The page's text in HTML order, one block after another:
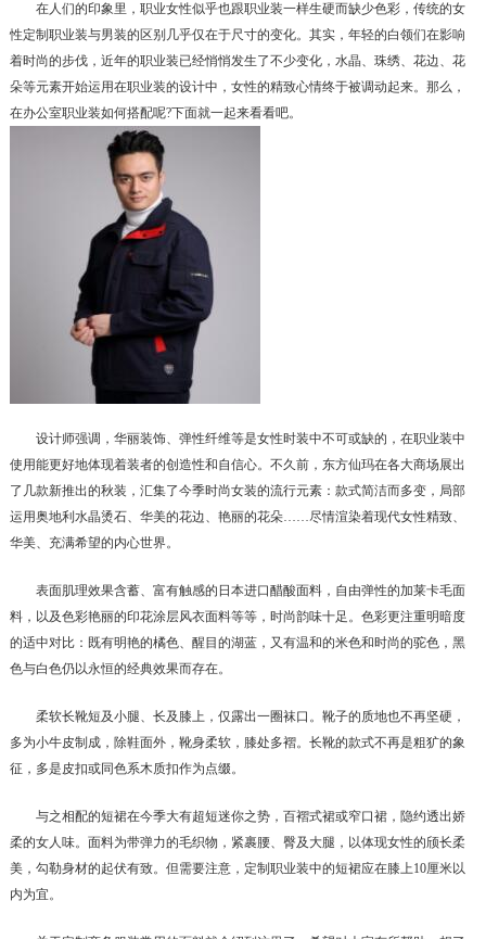
在人们的印象里，职业女性似乎也跟职业装一样生硬而缺少色彩，传统的女
性定制职业装与男装的区别几乎仅在于尺寸的变化。其实，年轻的白领们在影响
着时尚的步伐，近年的职业装已经悄悄发生了不少变化，水晶、珠绣、花边、花
朵等元素开始运用在职业装的设计中，女性的精致心情终于被调动起来。那么，
在办公室职业装如何搭配呢?下面就一起来看看吧。
设计师强调，华丽装饰、弹性纤维等是女性时装中不可或缺的，在职业装中
使用能更好地体现着装者的创造性和自信心。不久前，东方仙玛在各大商场展出
了几款新推出的秋装，汇集了今季时尚女装的流行元素：款式简洁而多变，局部
运用奥地利水晶烫石、华美的花边、艳丽的花朵……尽情渲染着现代女性精致、
华美、充满希望的内心世界。
表面肌理效果含蓄、富有触感的日本进口醋酸面料，自由弹性的加莱卡毛面
料，以及色彩艳丽的印花涂层风衣面料等等，时尚韵味十足。色彩更注重明暗度
的适中对比：既有明艳的橘色、醒目的湖蓝，又有温和的米色和时尚的驼色，黑
色与白色仍以永恒的经典效果而存在。
柔软长靴短及小腿、长及膝上，仅露出一圈袜口。靴子的质地也不再坚硬，
多为小牛皮制成，除鞋面外，靴身柔软，膝处多褶。长靴的款式不再是粗犷的象
征，多是皮扣或同色系木质扣作为点缀。
与之相配的短裙在今季大有超短迷你之势，百褶式裙或窄口裙，隐约透出娇
柔的女人味。面料为带弹力的毛织物，紧裹腰、臀及大腿，以体现女性的颀长柔
美，勾勒身材的起伏有致。但需要注意，定制职业装中的短裙应在膝上10厘米以
内为宜。